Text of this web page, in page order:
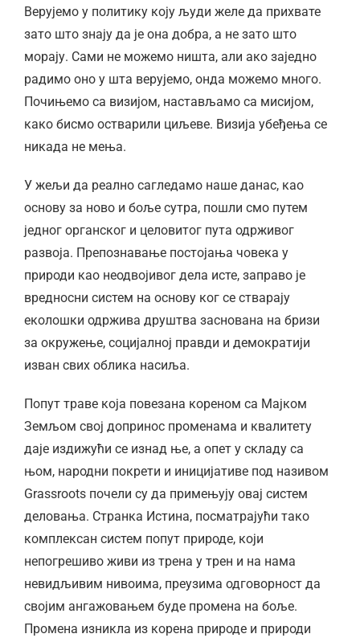
Верујемо у политику коју људи желе да прихвате
зато што знају да је она добра, а не зато што
морају. Сами не можемо ништа, али ако заједно
радимо оно у шта верујемо, онда можемо много.
Почињемо са визијом, настављамо са мисијом,
како бисмо остварили циљеве. Визија убеђења се
никада не мења.
У жељи да реално сагледамо наше данас, као
основу за ново и боље сутра, пошли смо путем
једног органског и целовитог пута одрживог
развоја. Препознавање постојања човека у
природи као неодвојивог дела исте, заправо је
вредносни систем на основу ког се стварају
еколошки одржива друштва заснована на бризи
за окружење, социјалној правди и демократији
изван свих облика насиља.
Попут траве која повезана кореном са Мајком
Земљом свој допринос променама и квалитету
даје издижући се изнад ње, а опет у складу са
њом, народни покрети и иницијативе под називом
Grassroots почели су да примењују овај систем
деловања. Странка Истина, посматрајући тако
комплексан систем попут природе, који
непогрешиво живи из трена у трен и на нама
невидљивим нивоима, преузима одговорност да
својим ангажовањем буде промена на боље.
Промена изникла из корена природе и природи